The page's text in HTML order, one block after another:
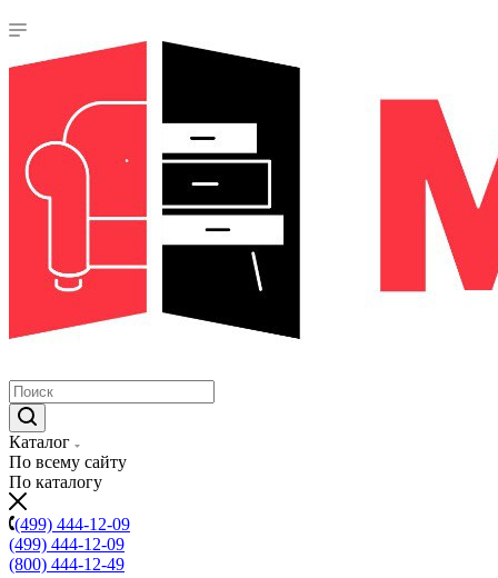
Каталог
По всему сайту
По каталогу
(499) 444-12-09
(499) 444-12-09
(800) 444-12-49